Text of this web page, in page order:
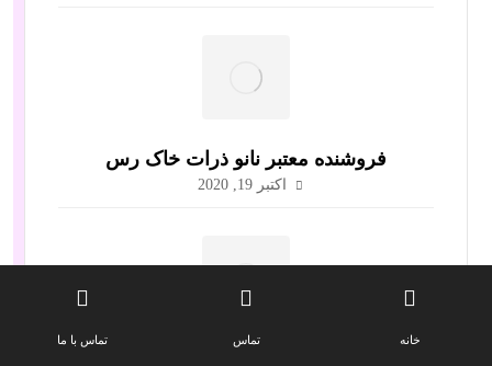
فروشنده معتبر نانو ذرات خاک رس
اکتبر 19, 2020
خانه تماس تماس با ما